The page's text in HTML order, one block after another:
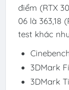
điểm (RTX
06 là 363,18
test khác
3DMark
3DMark